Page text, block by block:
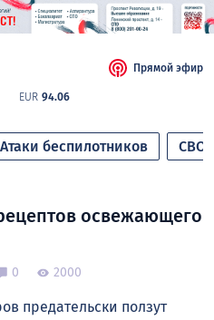
EUR 94.06
Прямой эфир
Атаки беспилотников СВО
освежающего
0 2000
предательски ползут